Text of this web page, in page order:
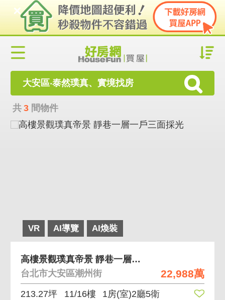
大安區‧泰然璞真、實境找房
共 3 間物件
VR AI導覽 AI煥裝
22,988萬
高樓景觀璞真帝景 靜巷一層一戶三面採光
台北市大安區潮州街
213.27坪 11/16樓 1房(室)2廳5衛